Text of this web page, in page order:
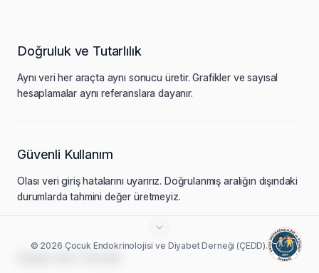
Doğruluk ve Tutarlılık
Aynı veri her araçta aynı sonucu üretir. Grafikler ve sayısal
hesaplamalar aynı referanslara dayanır.
Güvenli Kullanım
Olası veri giriş hatalarını uyarırız. Doğrulanmış aralığın dışındaki
durumlarda tahmini değer üretmeyiz.
© 2026 Çocuk Endokrinolojisi ve Diyabet Derneği (ÇEDD).